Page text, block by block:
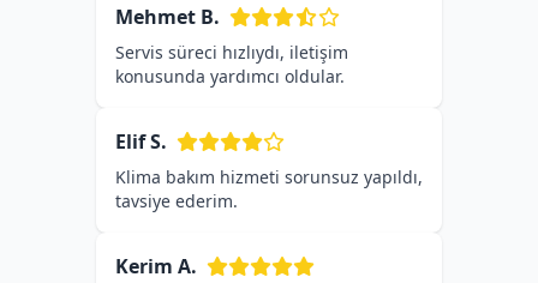
Mehmet B.
Servis süreci hızlıydı, iletişim
konusunda yardımcı oldular.
Elif S.
Klima bakım hizmeti sorunsuz yapıldı,
tavsiye ederim.
Kerim A.